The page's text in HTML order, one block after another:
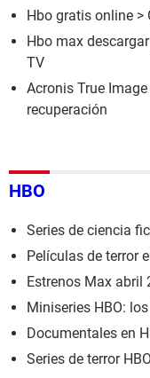
Hbo gratis online >
Hbo max
TV
Acronis True Image
recuperación
HBO
Series de ciencia
Películas de terror
Estrenos Max abril
Miniseries HBO:
Documentales en
Series de terror